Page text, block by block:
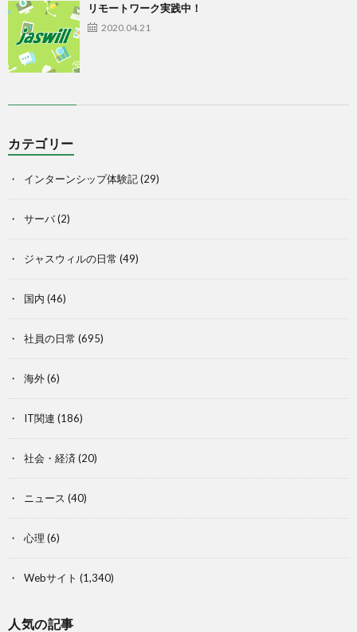
リモートワーク実践中！
2020.04.21
カテゴリー
インターンシップ体験記(29)
サーバ(2)
ジャスウィルの日常 (49)
国内 (46)
社員の日常 (695)
海外(6)
IT関連 (186)
社会・経済 (20)
ニュース (40)
心理 (6)
Webサイト (1,340)
人気の記事